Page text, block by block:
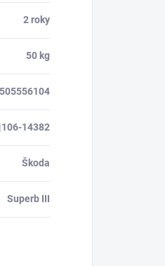
2 roky
50 kg
14382
Škoda
Superb III